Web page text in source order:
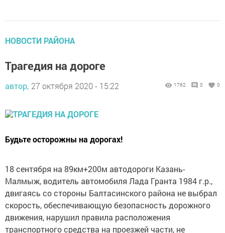
НОВОСТИ РАЙОНА
Трагедия на дороге
автор, 27 октября 2020 - 15:22 1762 0 0
Будьте осторожны на дорогах!
18 сентября на 89км+200м автодороги Казань-
Малмыж, водитель автомобиля Лада Гранта 1984 г.р.,
двигаясь со стороны Балтасинского района не выбрал
скорость, обеспечивающую безопасность дорожного
движения, нарушил правила расположения
транспортного средства на проезжей части, не